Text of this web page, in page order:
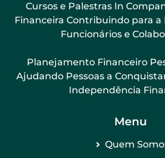
Cursos e Palestras In
Financeira Contribuindo para
Funcionários e
Planejamento Financeiro
Ajudando Pessoas a
Independência
Menu
Quem